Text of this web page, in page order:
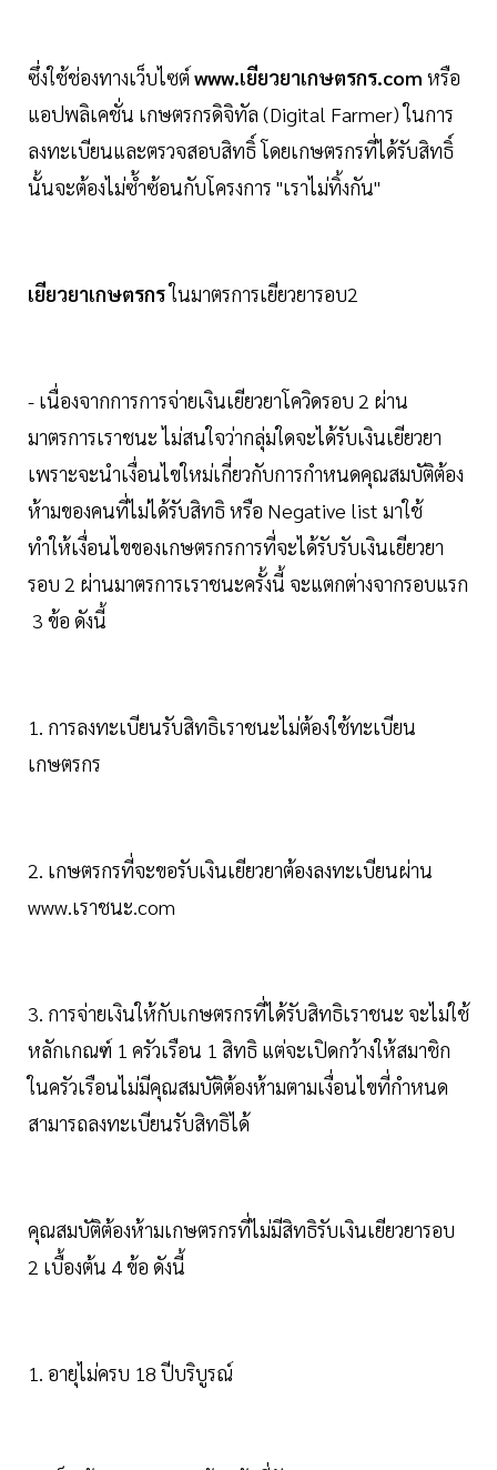
ซึ่งใช้ช่องทางเว็บไซต์ www.เยียวยาเกษตรกร.com หรือ
แอปพลิเคชั่น เกษตรกรดิจิทัล (Digital Farmer) ในการ
ลงทะเบียนและตรวจสอบสิทธิ์ โดยเกษตรกรที่ได้รับสิทธิ์
นั้นจะต้องไม่ซ้ำซ้อนกับโครงการ "เราไม่ทิ้งกัน"
เยียวยาเกษตรกรในมาตรการเยียวยารอบ2
- เนื่องจากการการจ่ายเงินเยียวยาโควิดรอบ 2 ผ่าน
มาตรการเราชนะ ไม่สนใจว่ากลุ่มใดจะได้รับเงินเยียวยา
เพราะจะนำเงื่อนไขใหม่เกี่ยวกับการกำหนดคุณสมบัติต้อง
ห้ามของคนที่ไม่ได้รับสิทธิ หรือ Negative list มาใช้
ทำให้เงื่อนไขของเกษตรกรการที่จะได้รับรับเงินเยียวยา
รอบ 2 ผ่านมาตรการเราชนะครั้งนี้ จะแตกต่างจากรอบแรก
3 ข้อ ดังนี้
1. การลงทะเบียนรับสิทธิเราชนะไม่ต้องใช้ทะเบียน
เกษตรกร
2. เกษตรกรที่จะขอรับเงินเยียวยาต้องลงทะเบียนผ่าน
www.เราชนะ.com
3. การจ่ายเงินให้กับเกษตรกรที่ได้รับสิทธิเราชนะ จะไม่ใช้
หลักเกณฑ์ 1 ครัวเรือน 1 สิทธิ แต่จะเปิดกว้างให้สมาชิก
ในครัวเรือนไม่มีคุณสมบัติต้องห้ามตามเงื่อนไขที่กำหนด
สามารถลงทะเบียนรับสิทธิได้
คุณสมบัติต้องห้ามเกษตรกรที่ไม่มีสิทธิรับเงินเยียวยารอบ
2 เบื้องต้น 4 ข้อ ดังนี้
1. อายุไม่ครบ 18 ปีบริบูรณ์